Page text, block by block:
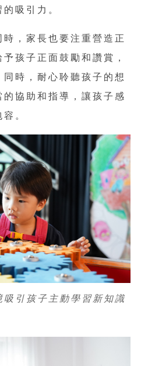
吸引力。
，家長也要注重營造正
孩子正面鼓勵和讚賞，
時，耐心聆聽孩子的想
協助和指導，讓孩子感
。
吸引孩子主動學習新知識